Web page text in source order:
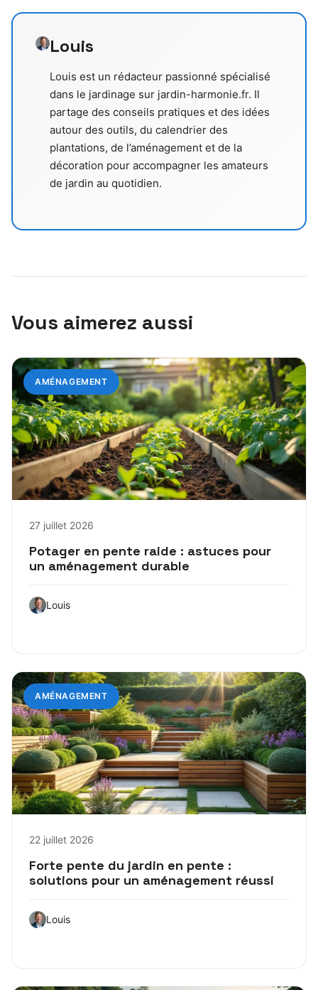
Louis
Louis est un rédacteur passionné spécialisé
dans le jardinage sur jardin-harmonie.fr. Il
partage des conseils pratiques et des idées
autour des outils, du calendrier des
plantations, de l’aménagement et de la
décoration pour accompagner les amateurs
de jardin au quotidien.
Vous aimerez aussi
AMÉNAGEMENT
27 juillet 2026
Potager en pente raide : astuces pour
un aménagement durable
Louis
AMÉNAGEMENT
22 juillet 2026
Forte pente du jardin en pente :
solutions pour un aménagement réussi
Louis